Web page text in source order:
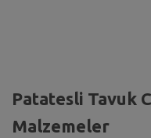
Patatesli Tavuk
Malzemeler